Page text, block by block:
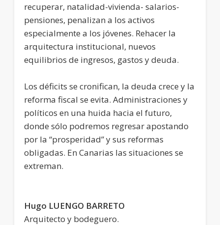
recuperar, natalidad-vivienda- salarios-
pensiones, penalizan a los activos
especialmente a los jóvenes. Rehacer la
arquitectura institucional, nuevos
equilibrios de ingresos, gastos y deuda.
Los déficits se cronifican, la deuda crece y la
reforma fiscal se evita. Administraciones y
políticos en una huida hacia el futuro,
donde sólo podremos regresar apostando
por la “prosperidad” y sus reformas
obligadas. En Canarias las situaciones se
extreman.
Hugo LUENGO BARRETO
Arquitecto y bodeguero.